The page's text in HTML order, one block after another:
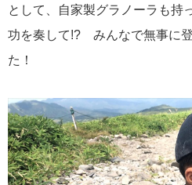
として、自家製グラノーラも持
功を奏して!? みんなで無事に
た！